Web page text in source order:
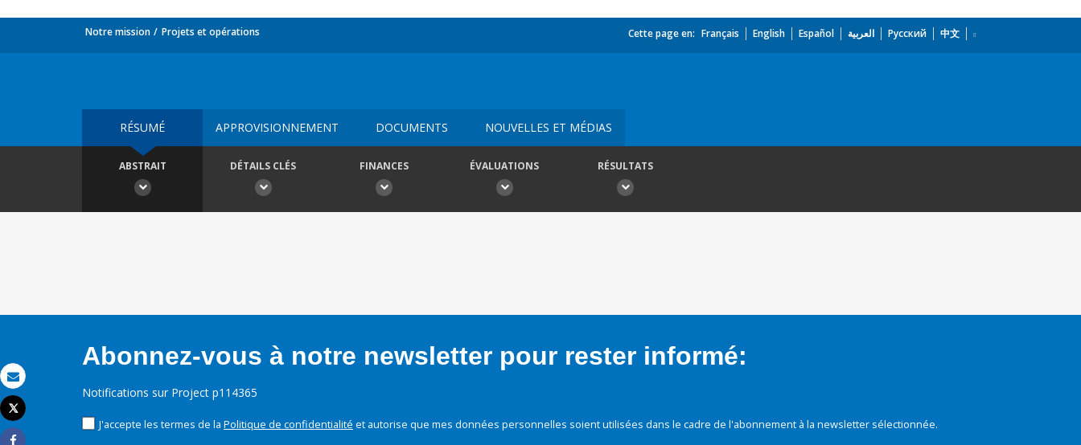
Email
Imprimer
Tweet
Notre mission Projets et opérations Cette page en: Français English Español العربية Русский 中文
RÉSUMÉ APPROVISIONNEMENT DOCUMENTS NOUVELLES ET MÉDIAS
ABSTRAIT DÉTAILS CLÉS FINANCES ÉVALUATIONS RÉSULTATS
Abonnez-vous à notre newsletter pour rester informé:
Notifications sur Project p114365
J'accepte les termes de la Politique de confidentialité et autorise que mes données personnelles soient utilisées dans le cadre de l'abonnement à la newsletter sélectionnée.